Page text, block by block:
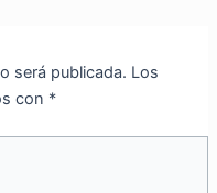
será publicada. Los
con *